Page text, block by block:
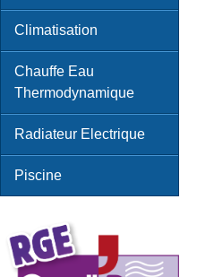
Climatisation
Chauffe Eau
Thermodynamique
Radiateur Electrique
Piscine